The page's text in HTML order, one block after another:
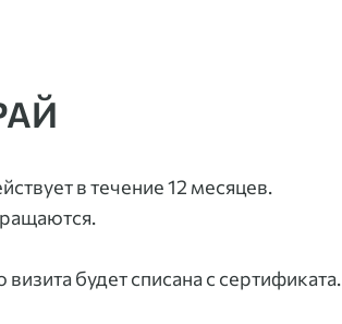
в течение 12 месяцев.
будет списана с сертификата.